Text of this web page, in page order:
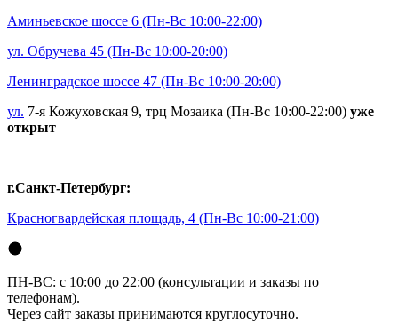
Аминьевское шоссе 6 (Пн-Вс 10:00-22:00)
ул. Обручева 45 (Пн-Вс 10:00-20:00)
Ленинградское шоссе 47 (Пн-Вс 10:00-20:00)
ул. 7-я Кожуховская 9, трц Мозаика (Пн-Вс 10:00-22:00) уже
открыт
г.Санкт-Петербург:
Красногвардейская площадь, 4 (Пн-Вс 10:00-21:00)
ПН-ВС: с 10:00 до 22:00 (консультации и заказы по
телефонам).
Через сайт заказы принимаются круглосуточно.